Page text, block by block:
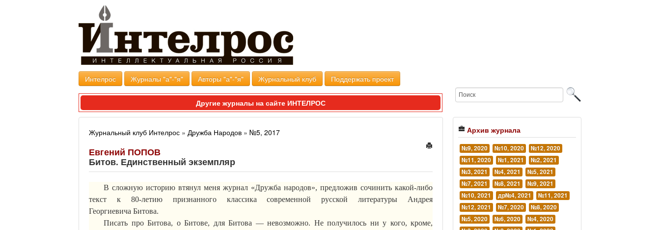
Интелрос Журналы "а"-"я" Авторы "а"-"я" Журнальный клуб Поддержать проект
Другие журналы на сайте ИНТЕЛРОС
Журнальный клуб Интелрос » Дружба Народов » №5, 2017
Евгений ПОПОВ
Битов. Единственный экземпляр
В сложную историю втянул меня журнал «Дружба народов», предложив сочинить какой-либо
текст к 80-летию признанного классика современной русской литературы Андрея
Георгиевича Битова.
Писать проБитова, оБитове, дляБитова — невозможно. Не получилось ни у кого, кроме,
Архив журнала
№9, 2020 №10, 2020
№12, 2020
№11, 2020
№1, 2021
№2, 2021
№3, 2021
№4, 2021
№5, 2021
№7, 2021
№8, 2021
№9, 2021
№10, 2021
др№4, 2021
№11, 2021
№12, 2021
№7, 2020
№8, 2020
№5, 2020
№6, 2020
№4, 2020